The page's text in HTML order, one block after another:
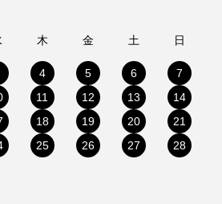
木 金 土 日
4 5 6
7
11 12 13
14
18 19 20
21
25 26 27 28